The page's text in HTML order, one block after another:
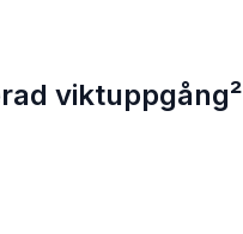
viktuppgång²